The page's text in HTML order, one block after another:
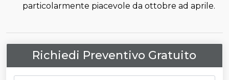
particolarmente piacevole da ottobre ad aprile.
Richiedi Preventivo Gratuito